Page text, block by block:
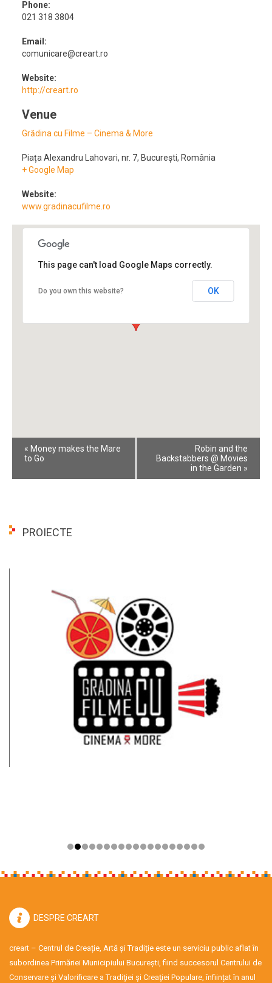
Phone:
021 318 3804
Email:
comunicare@creart.ro
Website:
http://creart.ro
Venue
Grădina cu Filme – Cinema & More
Piața Alexandru Lahovari, nr. 7, București, România
+ Google Map
Website:
www.gradinacufilme.ro
This page can't load Google Maps correctly.
Do you own this website? OK
Event
Navigation
« Money makes the Mare
to Go
Robin and the
Backstabbers @ Movies
in the Garden »
PROIECTE
DESPRE CREART
creart – Centrul de Creație, Artă și Tradiție este un serviciu public aflat în
subordinea Primăriei Municipiului București, fiind succesorul Centrului de
Conservare şi Valorificare a Tradiţiei şi Creaţiei Populare, înființat în anul